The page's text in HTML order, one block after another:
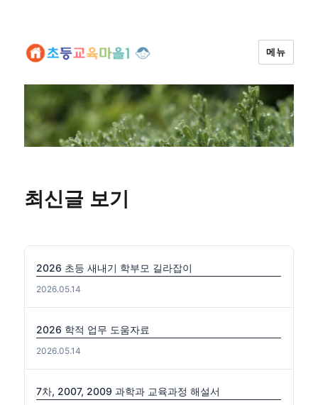
메뉴
최신글 보기
2026 초등 새내기 학부모 길라잡이
2026.05.14
2026 학적 업무 도움자료
2026.05.14
7차, 2007, 2009 과학과 교육과정 해설서